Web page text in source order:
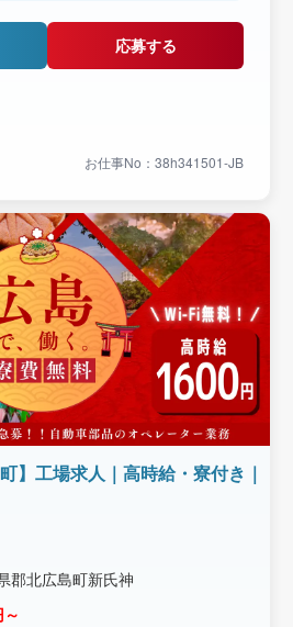
応募する
お仕事No：38h341501-JB
】工場求人｜高時給・寮付き｜
郡北広島町新氏神